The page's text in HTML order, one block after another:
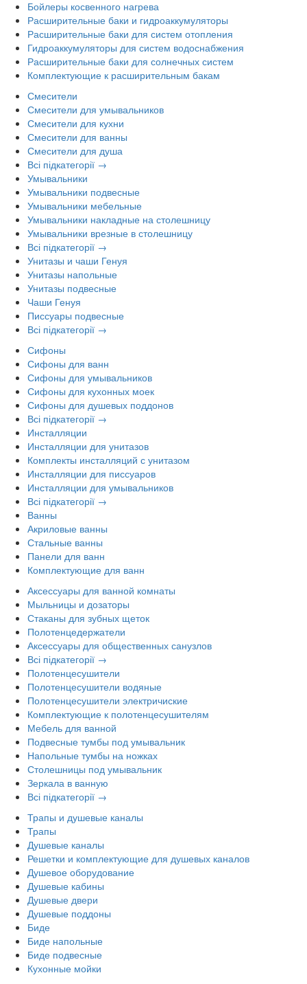
Бойлеры косвенного нагрева
Расширительные баки и гидроаккумуляторы
Расширительные баки для систем отопления
Гидроаккумуляторы для систем водоснабжения
Расширительные баки для солнечных систем
Комплектующие к расширительным бакам
Смесители
Смесители для умывальников
Смесители для кухни
Смесители для ванны
Смесители для душа
Всі підкатегорії →
Умывальники
Умывальники подвесные
Умывальники мебельные
Умывальники накладные на столешницу
Умывальники врезные в столешницу
Всі підкатегорії →
Унитазы и чаши Генуя
Унитазы напольные
Унитазы подвесные
Чаши Генуя
Писсуары подвесные
Всі підкатегорії →
Сифоны
Сифоны для ванн
Сифоны для умывальников
Сифоны для кухонных моек
Сифоны для душевых поддонов
Всі підкатегорії →
Инсталляции
Инсталляции для унитазов
Комплекты инсталляций с унитазом
Инсталляции для писсуаров
Инсталляции для умывальников
Всі підкатегорії →
Ванны
Акриловые ванны
Стальные ванны
Панели для ванн
Комплектующие для ванн
Аксессуары для ванной комнаты
Мыльницы и дозаторы
Стаканы для зубных щеток
Полотенцедержатели
Аксессуары для общественных санузлов
Всі підкатегорії →
Полотенцесушители
Полотенцесушители водяные
Полотенцесушители электричиские
Комплектующие к полотенцесушителям
Мебель для ванной
Подвесные тумбы под умывальник
Напольные тумбы на ножках
Столешницы под умывальник
Зеркала в ванную
Всі підкатегорії →
Трапы и душевые каналы
Трапы
Душевые каналы
Решетки и комплектующие для душевых каналов
Душевое оборудование
Душевые кабины
Душевые двери
Душевые поддоны
Биде
Биде напольные
Биде подвесные
Кухонные мойки